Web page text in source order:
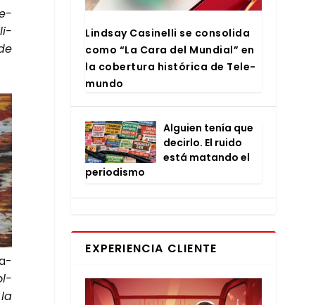
Lind­say Casi­ne­lli se con­so­li­da
como “La Cara del Mun­dial” en
la cober­tu­ra his­tó­ri­ca de Tele­
mun­do
Alguien tenía que
decir­lo. El rui­do
está matan­do el
perio­dis­mo
EXPERIENCIA CLIENTE